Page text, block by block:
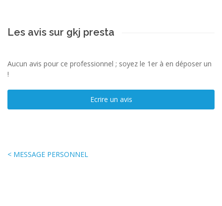
Les avis sur gkj presta
Aucun avis pour ce professionnel ; soyez le 1er à en déposer un
!
Ecrire un avis
< MESSAGE PERSONNEL